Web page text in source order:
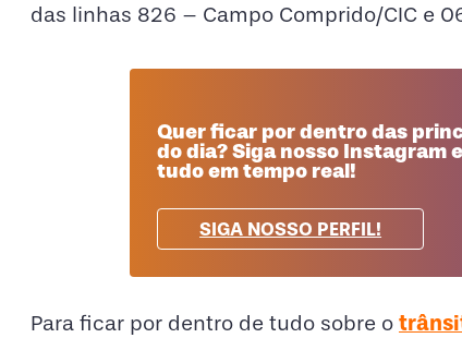
das linhas 826 – Campo Comprido/CIC e
Quer ficar por dentro das
do dia? Siga nosso Instagram
tudo em tempo real!
SIGA NOSSO PERFIL!
Para ficar por dentro de tudo sobre o